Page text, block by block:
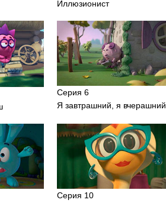
Иллюзионист
Серия 6
Я завтрашний, я вчерашний
Серия 10